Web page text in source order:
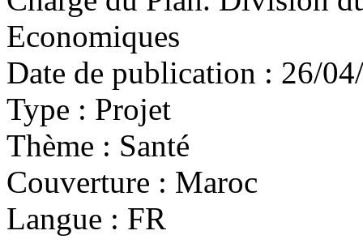
Economiques
Date de publication : 26/
Type : Projet
Thème : Santé
Couverture : Maroc
Langue : FR